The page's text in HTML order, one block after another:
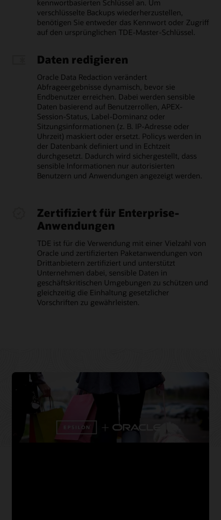
kennwortbasierten Schlüssel an. Um
verschlüsselte Backups wiederherzustellen,
benötigen Sie entweder das Kennwort oder Zugriff
auf den ursprünglichen TDE-Master-Schlüssel.
Daten redigieren
Oracle Data Redaction verändert
Abfrageergebnisse dynamisch, bevor sie
Endbenutzer erreichen. Dabei werden sensible
Daten basierend auf Benutzerrollen, APEX-
Session-Status, Label-Dominanz oder
Sitzungsinformationen (z. B. IP-Adresse oder
Uhrzeit) maskiert oder ersetzt. Policys werden in
der Datenbank definiert und in Echtzeit
durchgesetzt. Dadurch wird sichergestellt, dass
sensible Informationen nur autorisierten
Benutzern und Anwendungen angezeigt werden.
Zertifiziert für Enterprise-
Anwendungen
TDE ist für die Verwendung mit einer Vielzahl von
Oracle und zertifizierten Paketanwendungen von
Drittanbietern zertifiziert und unterstützt
Unternehmen dabei, sensible Daten in
geschäftskritischen Umgebungen zu schützen und
gleichzeitig die Einhaltung gesetzlicher
Vorschriften zu gewährleisten.